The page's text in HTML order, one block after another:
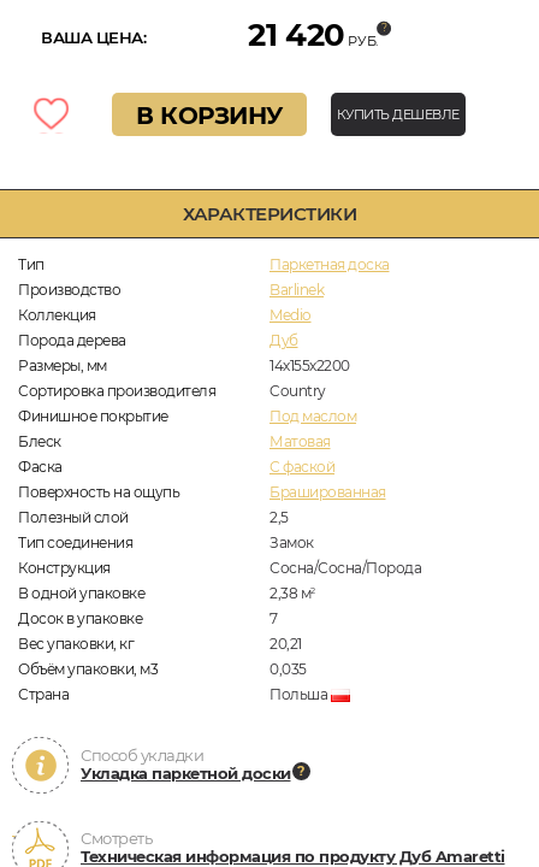
ХАРАКТЕРИСТИКИ
Тип
Паркетная доска
Производство
Barlinek
Коллекция
Medio
Порода дерева
Дуб
Размеры, мм
14х155х2200
Сортировка производителя
Country
Финишное покрытие
Под маслом
Блеск
Матовая
Фаска
С фаской
Поверхность на ощупь
Брашированная
Полезный слой
2,5
Тип соединения
Замок
Конструкция
Сосна/Сосна/Порода
В одной упаковке
2,38 м2
Досок в упаковке
7
Вес упаковки, кг
20,21
Объём упаковки, м3
0,035
Страна
Польша
Способ укладки
Укладка паркетной доски
Смотреть
Техническая информация по продукту Дуб Amaretti
ВАША ЦЕНА: 21 420 РУБ.
В КОРЗИНУ КУПИТЬ ДЕШЕВЛЕ